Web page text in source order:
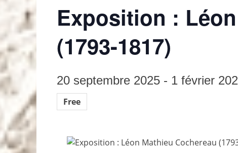
Exposition :
(1793-1817)
20 septembre 2025 - 1 février
Free